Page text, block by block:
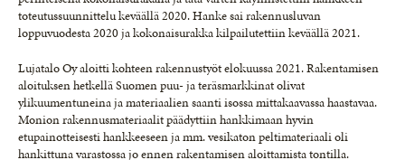
toteutussuunnittelu keväällä 2020. Hanke sai rakennusluvan
loppuvuodesta 2020 ja kokonaisurakka kilpailutettiin keväällä 2021.
Lujatalo Oy aloitti kohteen rakennustyöt elokuussa 2021. Rakentamisen
aloituksen hetkellä Suomen puu- ja teräsmarkkinat olivat
ylikuumentuneina ja materiaalien saanti isossa mittakaavassa haastavaa.
Monion rakennusmateriaalit päädyttiin hankkimaan hyvin
etupainotteisesti hankkeeseen ja mm. vesikaton peltimateriaali oli
hankittuna varastossa jo ennen rakentamisen aloittamista tontilla.